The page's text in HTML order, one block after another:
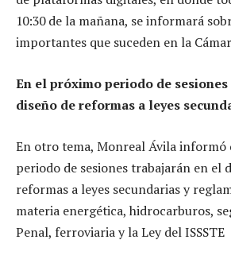
10:30 de la mañana, se informará
importantes que suceden en la
En el próximo periodo de
diseño de reformas a leyes
En otro tema, Monreal Ávila informó
periodo de sesiones trabajarán en el
reformas a leyes secundarias y
materia energética, hidrocarburos,
Penal, ferroviaria y la Ley del ISSSTE